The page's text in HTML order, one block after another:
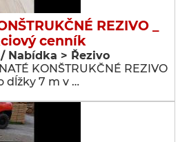
REZIVO _
cenník
Nabídka > Řezivo
KONŠTRUKČNÉ REZIVO
dĺžky 7 m v …